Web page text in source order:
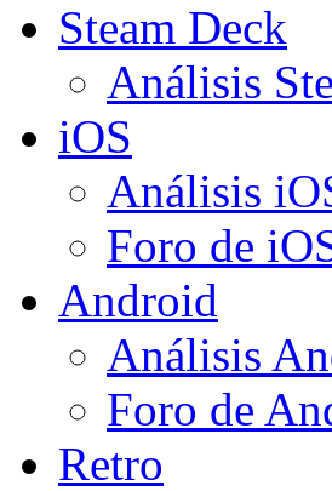
Steam Deck
Análisis
iOS
Análisis
Foro de
Android
Análisis
Foro de
Retro